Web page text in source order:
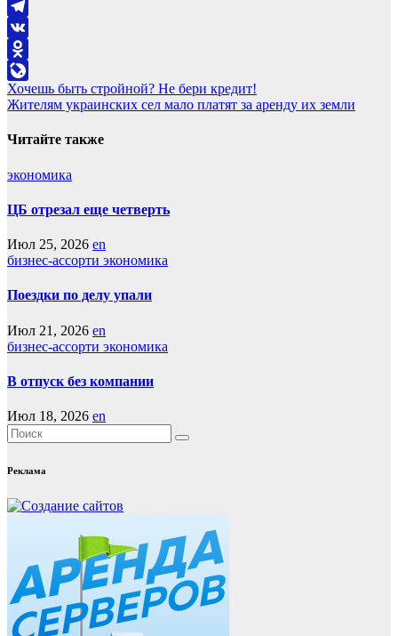
Telegram
VK
Odnoklassniki
LiveJournal
Навигация
по
записям
Хочешь быть стройной? Не бери кредит!
Жителям украинских сел мало платят за аренду их земли
Читайте также
экономика
ЦБ отрезал еще четверть
Июл 25, 2026 en
бизнес-ассорти экономика
Поездки по делу упали
Июл 21, 2026 en
бизнес-ассорти экономика
В отпуск без компании
Июл 18, 2026 en
Реклама